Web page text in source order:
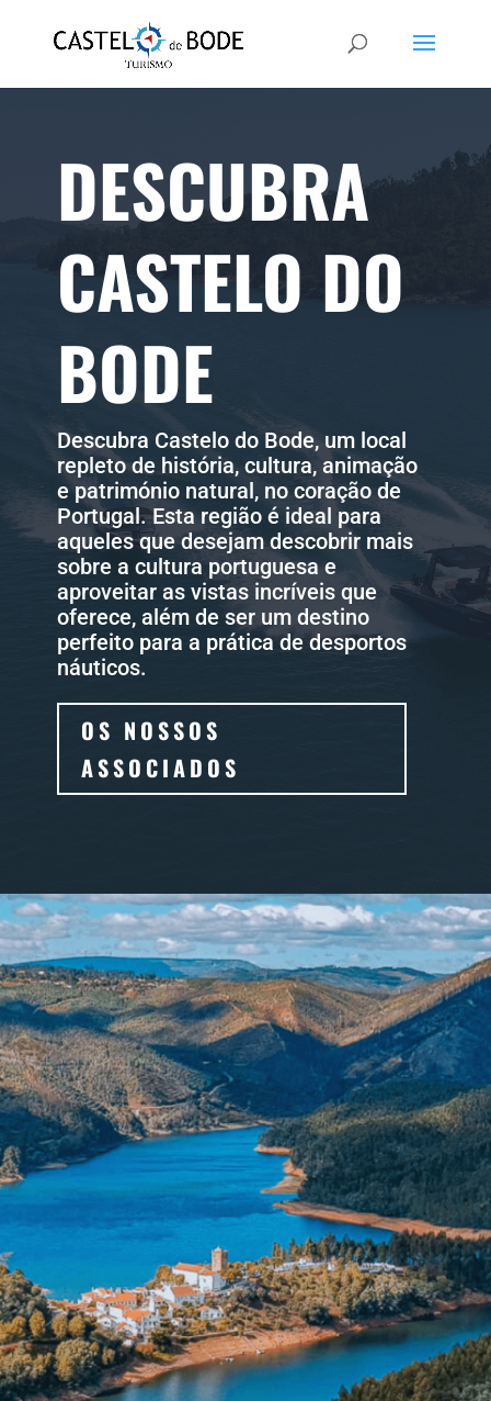
DESCUBRA
CASTELO DO
BODE
Descubra Castelo do Bode, um local
repleto de história, cultura, animação
e património natural, no coração de
Portugal. Esta região é ideal para
aqueles que desejam descobrir mais
sobre a cultura portuguesa e
aproveitar as vistas incríveis que
oferece, além de ser um destino
perfeito para a prática de desportos
náuticos.
OS NOSSOS
ASSOCIADOS